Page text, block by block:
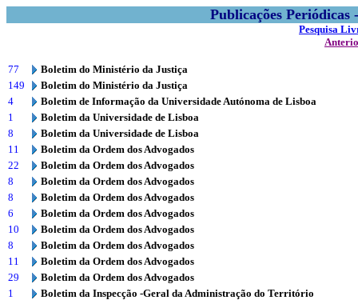
Publicações
Pesquisa
77
Boletim do Ministério da Justiça
149
Boletim do Ministério da Justiça
4
Boletim de Informação da Universidade Autónoma de Lisboa
1
Boletim da Universidade de Lisboa
8
Boletim da Universidade de Lisboa
11
Boletim da Ordem dos Advogados
22
Boletim da Ordem dos Advogados
8
Boletim da Ordem dos Advogados
8
Boletim da Ordem dos Advogados
6
Boletim da Ordem dos Advogados
10
Boletim da Ordem dos Advogados
8
Boletim da Ordem dos Advogados
11
Boletim da Ordem dos Advogados
29
Boletim da Ordem dos Advogados
1
Boletim da Inspecção -Geral da Administração do Território